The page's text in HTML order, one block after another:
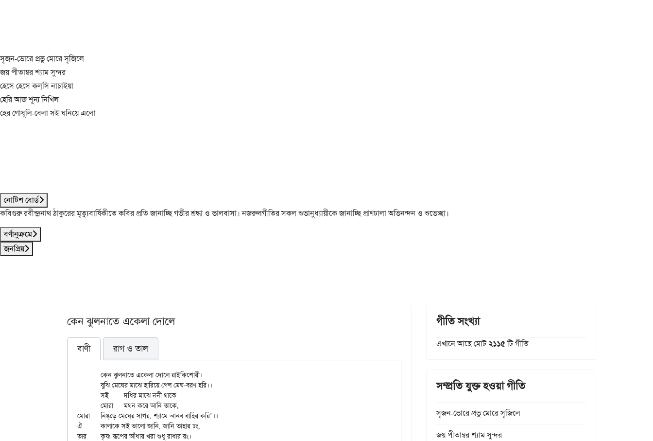
সৃজন-ভোরে প্রভু মোরে সৃজিলে
জয় পীতাম্বর শ্যাম সুন্দর
হেসে হেসে কল্‌সি নাচাইয়া
হেরি আজ শূন্য নিখিল
হের গোধূলি-বেলা সই ঘনিয়ে এলো
নোটিশ বোর্ড
কবিগুরু রবীন্দ্রনাথ ঠাকুরের মৃত্যুবার্ষিকীতে কবির প্রতি জানাচ্ছি গভীর শ্রদ্ধা ও ভালবাসা। নজরুলগীতির সকল শুভানুধ্যায়ীকে জানাচ্ছি প্রাণঢালা অভিনন্দন ও শুভেচ্ছা।
বর্ণানুক্রমে
জনপ্রিয়
কেন ঝুলনাতে একেলা দোলে
বাণী রাগ ও তাল
	বুঝি মেঘের মাঝে হারিয়ে গেল মেঘ-বরণ হরি।।
	সই	দধির মাঝে ননী থাকে
মোরা	নিঙ্‌ড়ে মেঘের সাগর, শ্যামে আনব বাহির করি’।।
ঐ	কালাকে সই ভালো জানি, জানি তাহার ঢং,
তার	কৃষ্ণ রূপের আঁধার খরা শুধু রাধার রং।
গীতি সংখ্যা
এখানে আছে মোট২১১৫টি গীতি
সম্প্রতি যুক্ত হওয়া গীতি
সৃজন-ভোরে প্রভু মোরে সৃজিলে
জয় পীতাম্বর শ্যাম সুন্দর